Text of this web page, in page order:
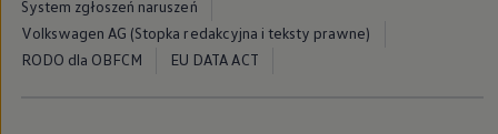
Oferty serwisowe
Dla przyszłych użytkowników Volkswagena
Dla obecnych użytkowników Volkswagena
System zgłoszeń naruszeń
Volkswagen AG (Stopka redakcyjna i teksty prawne)
RODO dla OBFCM
EU DATA ACT